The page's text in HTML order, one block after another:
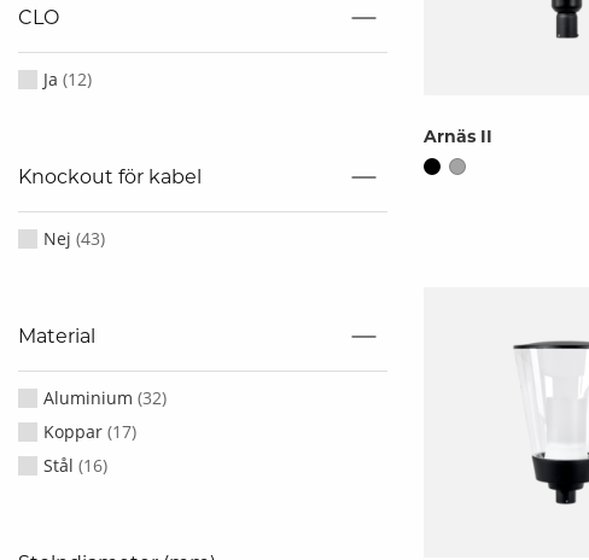
CLO
Ja (12)
Knockout för kabel
Nej (43)
Material
Aluminium (32)
Koppar (17)
Stål (16)
Arnäs II